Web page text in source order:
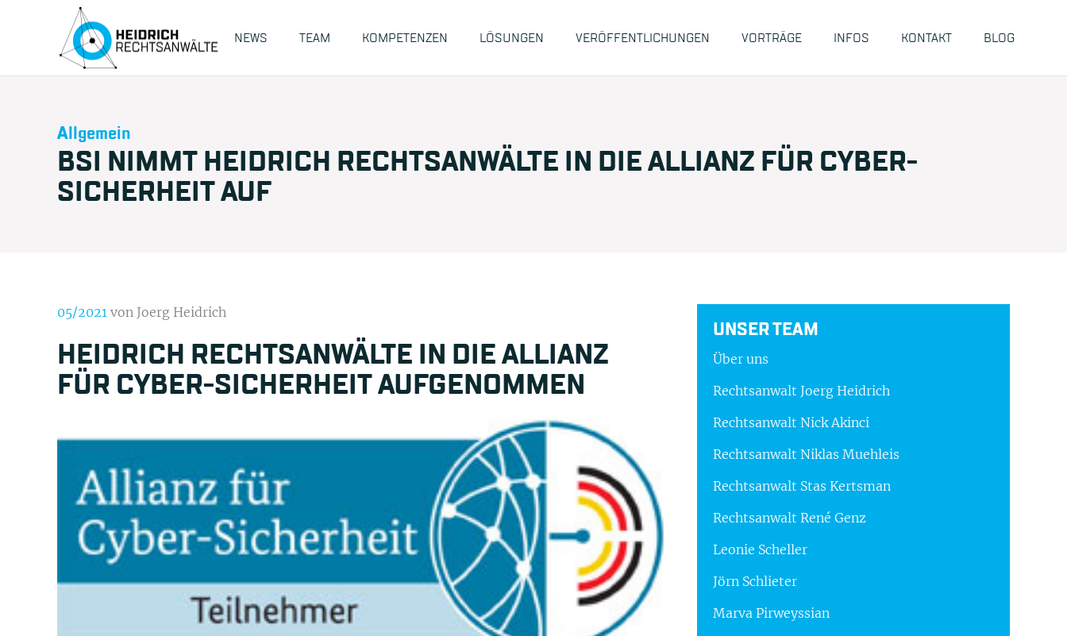
NEWS TEAM KOMPETENZEN LÖSUNGEN VERÖFFENTLICHUNGEN VORTRÄGE INFOS KONTAKT BLOG
Allgemein
BSI NIMMT HEIDRICH RECHTSANWÄLTE IN DIE ALLIANZ FÜR CYBER-
SICHERHEIT AUF
05/2021 von Joerg Heidrich
HEIDRICH RECHTSANWÄLTE IN DIE ALLIANZ
FÜR CYBER-SICHERHEIT AUFGENOMMEN
UNSER TEAM
Über uns
Rechtsanwalt Joerg Heidrich
Rechtsanwalt Nick Akinci
Rechtsanwalt Niklas Muehleis
Rechtsanwalt Stas Kertsman
Rechtsanwalt René Genz
Leonie Scheller
Jörn Schlieter
Marva Pirweyssian